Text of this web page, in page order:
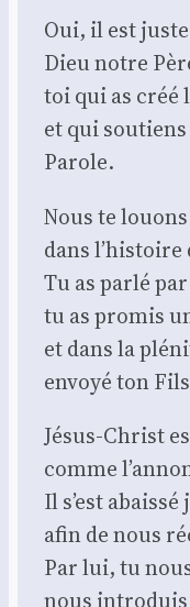
Oui, il est
Dieu notre
toi qui as créé
et qui
Parole.
Nous te
dans l’histoire
Tu as par­lé
tu as pro­mis
et dans la
envoyé ton
Jésus-Christ
comme
Il s’est
afin de nous
Par lui, tu
nous intro­duis